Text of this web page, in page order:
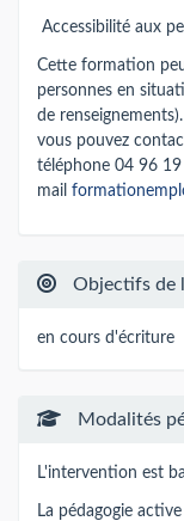
Accessibilité aux
Cette formation
personnes en
de
vous pouvez
téléphone 04 96
mail
Objectifs de
en cours d'écriture
Modalités
L'intervention est
La pédagogie active